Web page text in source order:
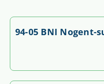
94-05 BNI Nogent-